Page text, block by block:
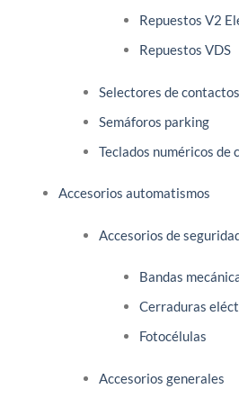
Repuestos V2
Repuestos VDS
Selectores de contactos
Semáforos parking
Teclados numéricos de
Accesorios automatismos
Accesorios de
Bandas
Cerraduras
Fotocélulas
Accesorios generales